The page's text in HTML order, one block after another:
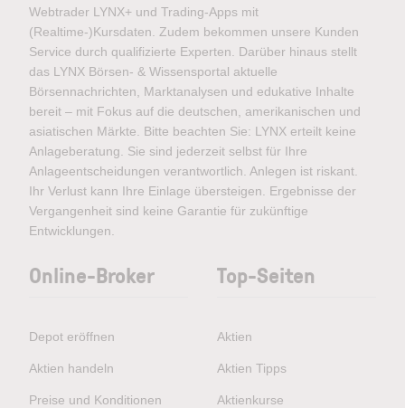
Webtrader LYNX+ und Trading-Apps mit
(Realtime-)Kursdaten. Zudem bekommen unsere Kunden
Service durch qualifizierte Experten. Darüber hinaus stellt
das LYNX Börsen- & Wissensportal aktuelle
Börsennachrichten, Marktanalysen und edukative Inhalte
bereit – mit Fokus auf die deutschen, amerikanischen und
asiatischen Märkte. Bitte beachten Sie: LYNX erteilt keine
Anlageberatung. Sie sind jederzeit selbst für Ihre
Anlageentscheidungen verantwortlich. Anlegen ist riskant.
Ihr Verlust kann Ihre Einlage übersteigen. Ergebnisse der
Vergangenheit sind keine Garantie für zukünftige
Entwicklungen.
Online-Broker
Depot eröffnen
Aktien handeln
Preise und Konditionen
Top-Seiten
Aktien
Aktien Tipps
Aktienkurse